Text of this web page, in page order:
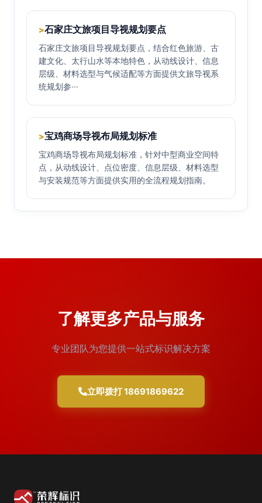
>石家庄文旅项目导视规划要点
石家庄文旅项目导视规划要点，结合红色旅游、古
建文化、太行山水等本地特色，从动线设计、信息
层级、材料选型与气候适配等方面提供文旅导视系
统规划参···
>宝鸡商场导视布局规划标准
宝鸡商场导视布局规划标准，针对中型商业空间特
点，从动线设计、点位密度、信息层级、材料选型
与安装规范等方面提供实用的全流程规划指南。
了解更多产品与服务
专业团队为您提供一站式标识解决方案
立即拨打 18691869622